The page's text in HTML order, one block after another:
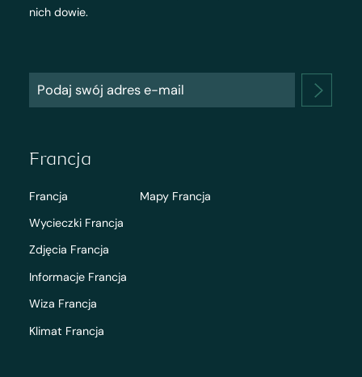
nich dowie.
Francja
Francja
Wycieczki Francja
Zdjęcia Francja
Informacje Francja
Wiza Francja
Klimat Francja
Mapy Francja